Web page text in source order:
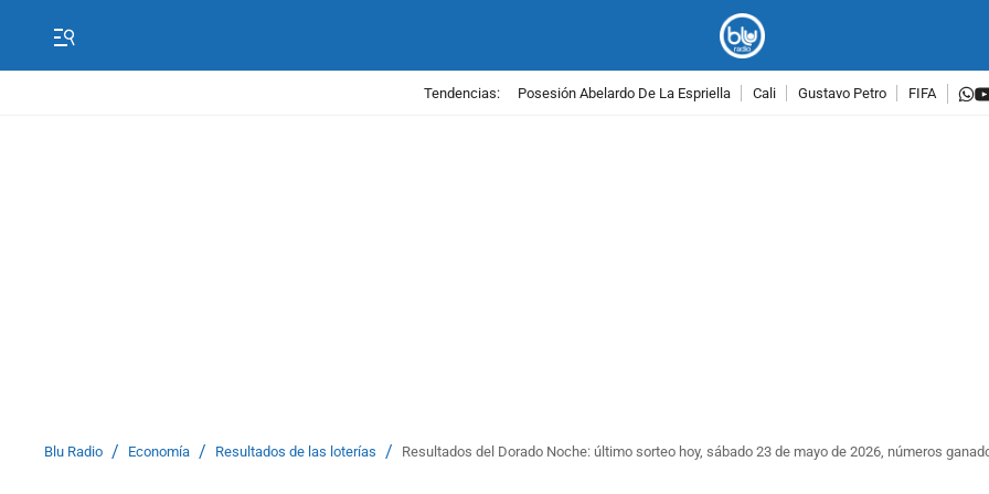
Tendencias: Posesión Abelardo De La Espriella Cali Gustavo Petro FIFA
Blu Radio / Economía / Resultados de las loterías / Resultados del Dorado Noche: último sorteo hoy, sábado 23 de mayo de 2026, números